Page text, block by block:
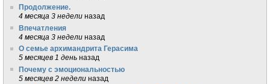
Продолжение.
4 месяца 3 недели назад
Впечатления
4 месяца 3 недели назад
О семье архимандрита Герасима
5 месяцев 1 день назад
Почему с эмоциональностью
5 месяцев 2 недели назад